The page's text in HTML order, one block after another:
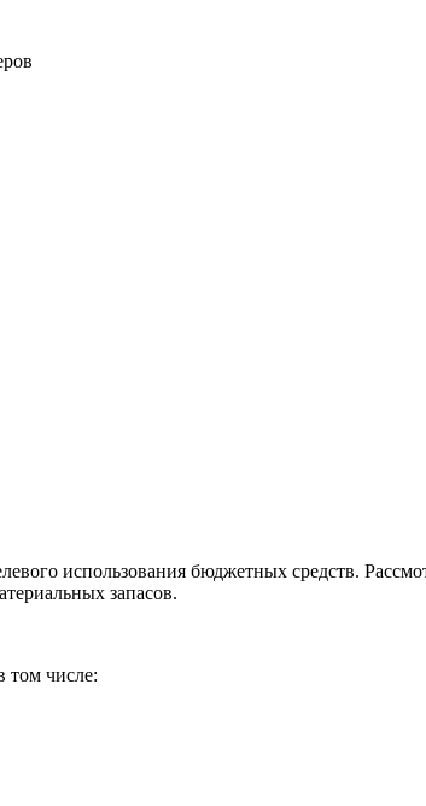
использования бюджетных средств.
запасов.
том числе: